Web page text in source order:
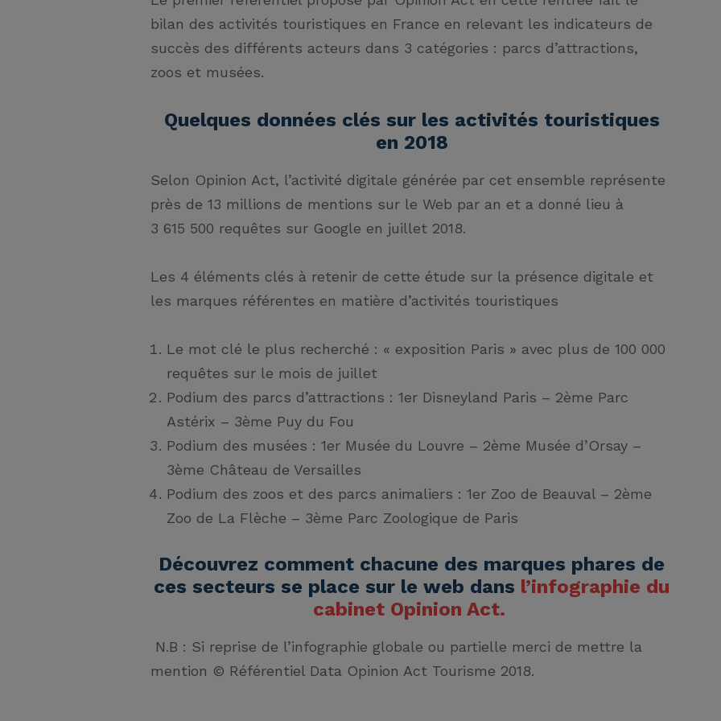
bilan des activités touristiques en France en relevant les indicateurs de
succès des différents acteurs dans 3 catégories : parcs d’attractions,
zoos et musées.
Quelques données clés sur les activités touristiques
en 2018
Selon Opinion Act, l’activité digitale générée par cet ensemble représente
près de 13 millions de mentions sur le Web par an et a donné lieu à
3 615 500 requêtes sur Google en juillet 2018.
Les 4 éléments clés à retenir de cette étude sur la présence digitale et
les marques référentes en matière d’activités touristiques
Le mot clé le plus recherché : « exposition Paris » avec plus de 100 000
requêtes sur le mois de juillet
Podium des parcs d’attractions : 1er Disneyland Paris – 2ème Parc
Astérix – 3ème Puy du Fou
Podium des musées : 1er Musée du Louvre – 2ème Musée d’Orsay –
3ème Château de Versailles
Podium des zoos et des parcs animaliers : 1er Zoo de Beauval – 2ème
Zoo de La Flèche – 3ème Parc Zoologique de Paris
Découvrez comment chacune des marques phares de
ces secteurs se place sur le web dans l’infographie du
cabinet Opinion Act.
N.B : Si reprise de l’infographie globale ou partielle merci de mettre la
mention © Référentiel Data Opinion Act Tourisme 2018.